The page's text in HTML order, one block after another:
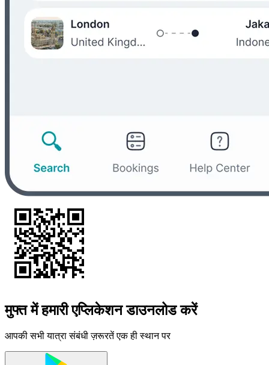
मुफ्त में हमारी एप्लिकेशन डाउनलोड करें
आपकी सभी यात्रा संबंधी ज़रूरतें एक ही स्थान पर